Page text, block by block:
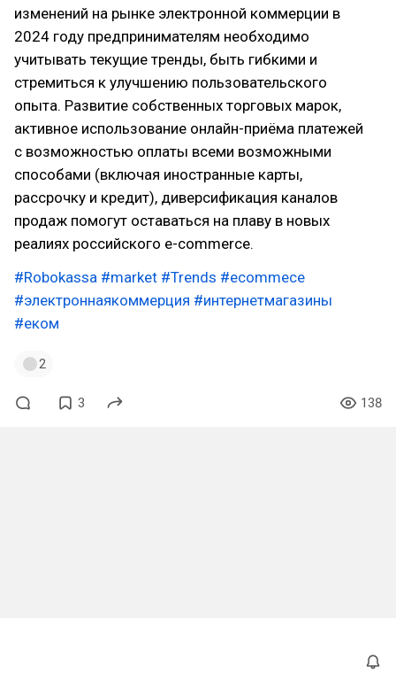
изменений на рынке электронной коммерции в
2024 году предпринимателям необходимо
учитывать текущие тренды, быть гибкими и
стремиться к улучшению пользовательского
опыта. Развитие собственных торговых марок,
активное использование онлайн-приёма платежей
с возможностью оплаты всеми возможными
способами (включая иностранные карты,
рассрочку и кредит), диверсификация каналов
продаж помогут оставаться на плаву в новых
реалиях российского e-commerce.
#Robokassa #market #Trends #ecommece
#электроннаякоммерция #интернетмагазины
#еком
2
3 138